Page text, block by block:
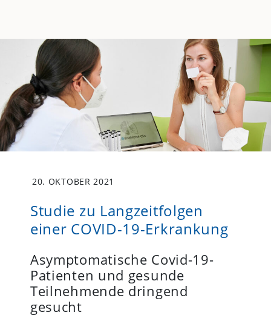
20. OKTOBER 2021
Studie zu Langzeitfolgen
einer COVID-19-Erkrankung
Asymptomatische Covid-19-
Patienten und gesunde
Teilnehmende dringend
gesucht